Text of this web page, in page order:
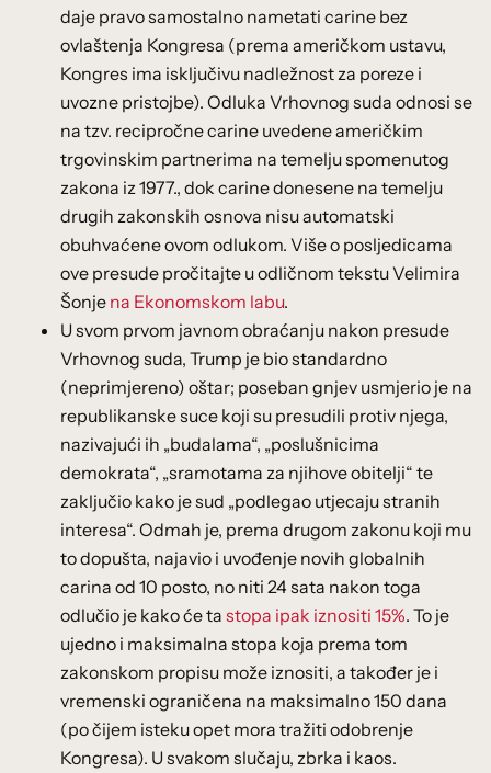
daje pravo samostalno nametati carine bez
ovlaštenja Kongresa (prema američkom ustavu,
Kongres ima isključivu nadležnost za poreze i
uvozne pristojbe). Odluka Vrhovnog suda odnosi se
na tzv. recipročne carine uvedene američkim
trgovinskim partnerima na temelju spomenutog
zakona iz 1977., dok carine donesene na temelju
drugih zakonskih osnova nisu automatski
obuhvaćene ovom odlukom. Više o posljedicama
ove presude pročitajte u odličnom tekstu Velimira
Šonje na Ekonomskom labu.
U svom prvom javnom obraćanju nakon presude
Vrhovnog suda, Trump je bio standardno
(neprimjereno) oštar; poseban gnjev usmjerio je na
republikanske suce koji su presudili protiv njega,
nazivajući ih „budalama“, „poslušnicima
demokrata“, „sramotama za njihove obitelji“ te
zaključio kako je sud „podlegao utjecaju stranih
interesa“. Odmah je, prema drugom zakonu koji mu
to dopušta, najavio i uvođenje novih globalnih
carina od 10 posto, no niti 24 sata nakon toga
odlučio je kako će ta stopa ipak iznositi 15%. To je
ujedno i maksimalna stopa koja prema tom
zakonskom propisu može iznositi, a također je i
vremenski ograničena na maksimalno 150 dana
(po čijem isteku opet mora tražiti odobrenje
Kongresa). U svakom slučaju, zbrka i kaos.